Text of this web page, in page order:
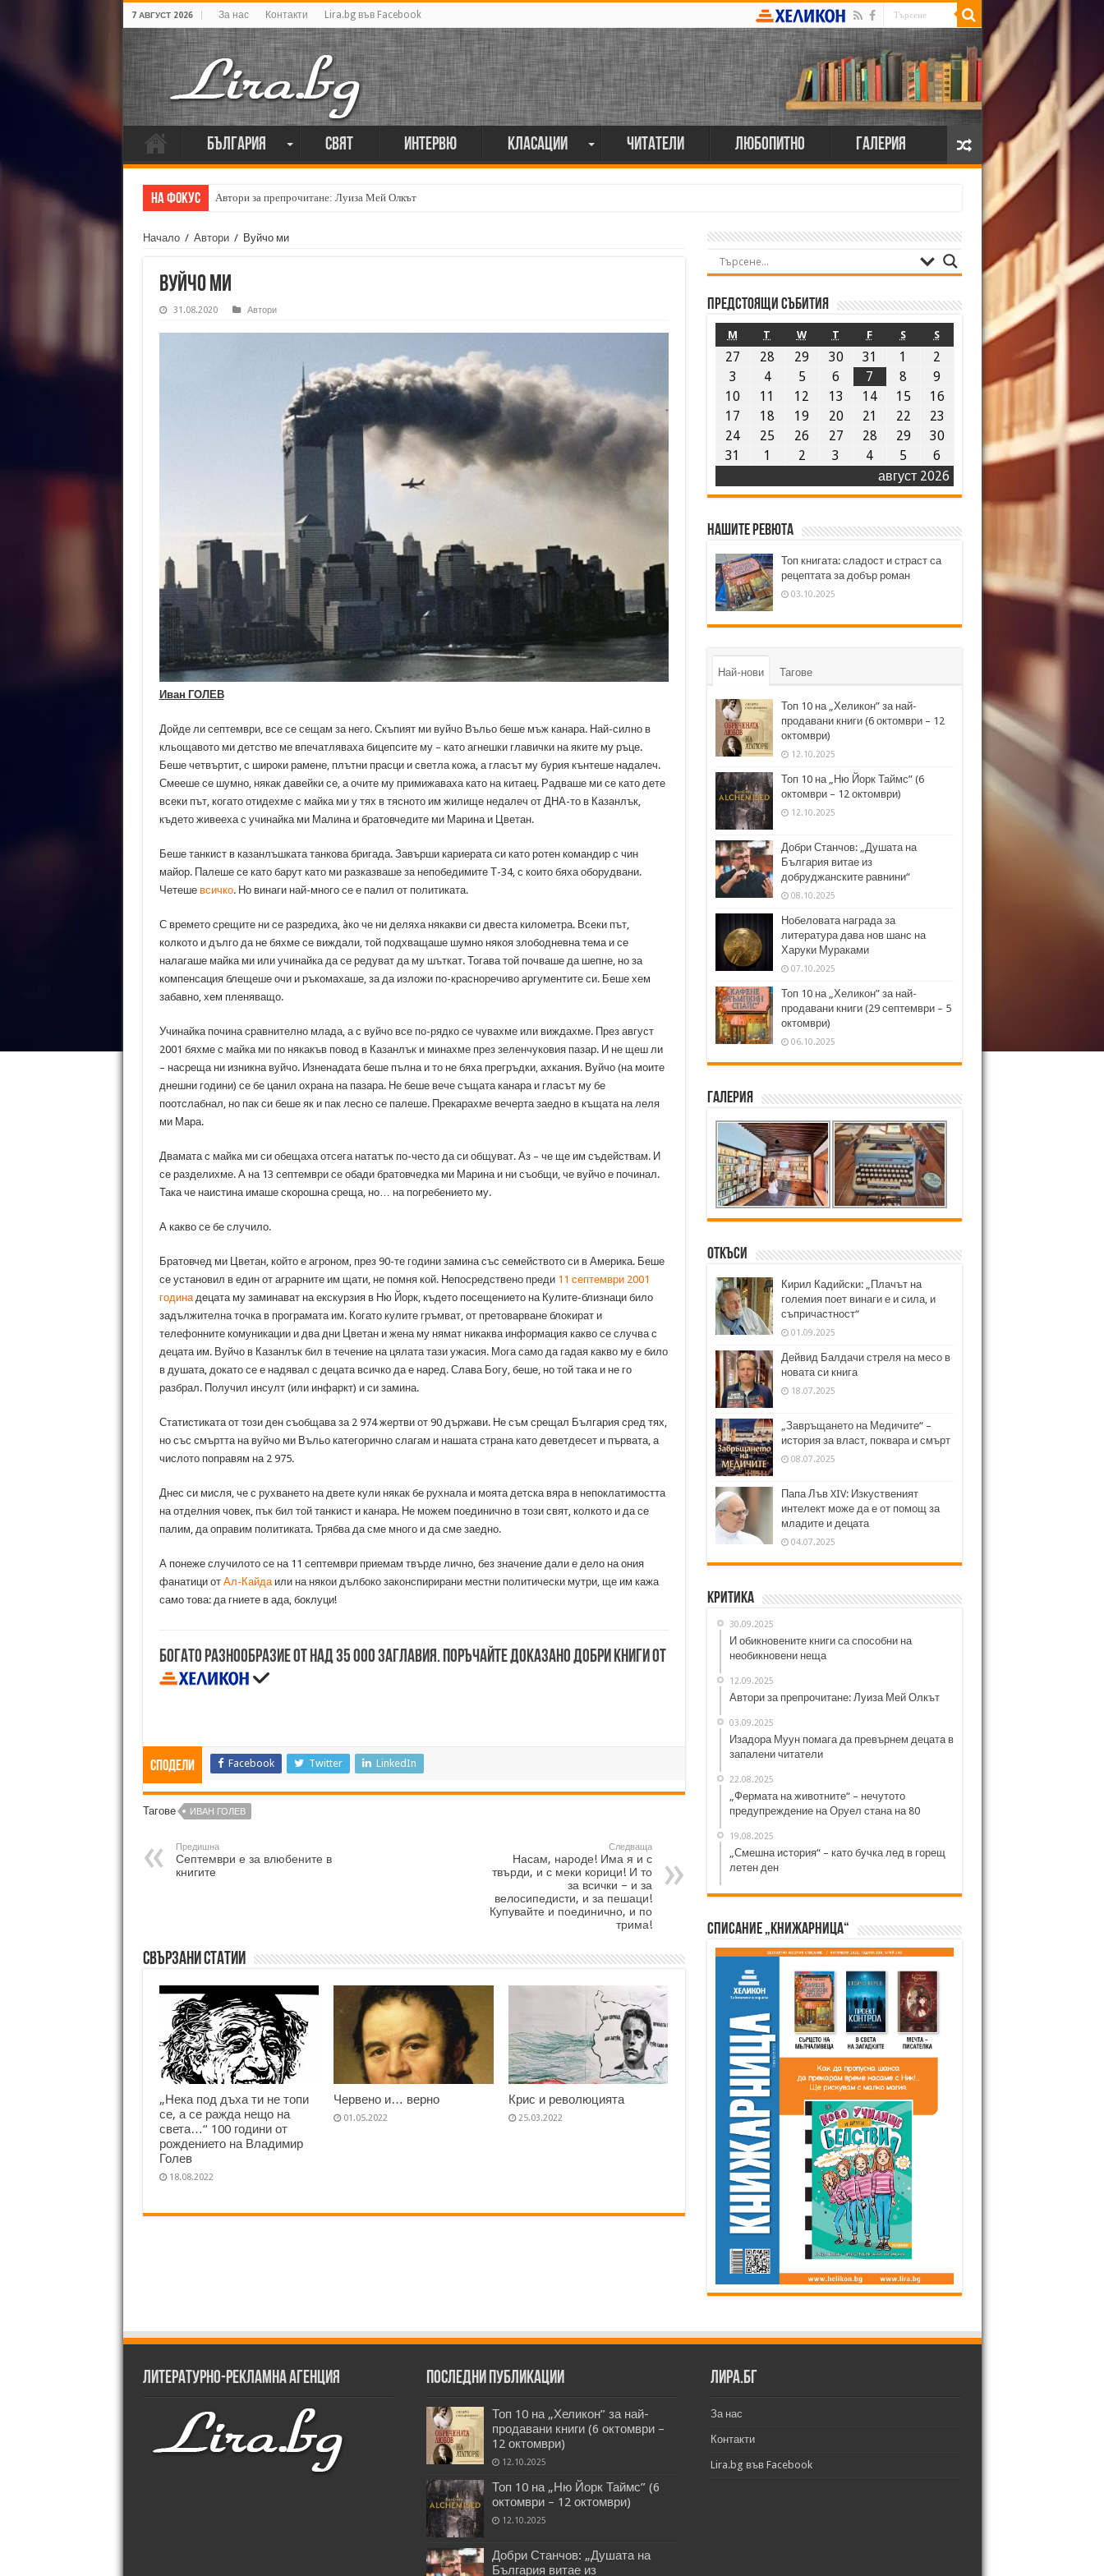
7 АВГУСТ 2026 За нас Контакти Lira.bg във Facebook
България Свят Интервю Класации Читатели Любопитно Галерия
На фокус Автори за препрочитане: Луиза Мей Олкът
Начало / Автори / Вуйчо ми
Вуйчо ми
31.08.2020 Автори
Иван ГОЛЕВ
Дойде ли септември, все се сещам за него. Скъпият ми вуйчо Въльо беше мъж канара. Най-силно в
кльощавото ми детство ме впечатляваха бицепсите му – като агнешки главички на яките му ръце.
Беше четвъртит, с широки рамене, плътни прасци и светла кожа, а гласът му бурия кънтеше надалеч.
Смееше се шумно, някак давейки се, а очите му примижаваха като на китаец. Радваше ми се като дете
всеки път, когато отидехме с майка ми у тях в тясното им жилище недалеч от ДНА-то в Казанлък,
където живееха с учинайка ми Малина и братовчедите ми Марина и Цветан.
Беше танкист в казанлъшката танкова бригада. Завърши кариерата си като ротен командир с чин
майор. Палеше се като барут като ми разказваше за непобедимите Т-34, с които бяха оборудвани.
Четеше всичко. Но винаги най-много се е палил от политиката.
С времето срещите ни се разредиха, àко че ни деляха някакви си двеста километра. Всеки път,
колкото и дълго да не бяхме се виждали, той подхващаше шумно някоя злободневна тема и се
налагаше майка ми или учинайка да се редуват да му шъткат. Тогава той почваше да шепне, но за
компенсация блещеше очи и ръкомахаше, за да изложи по-красноречиво аргументите си. Беше хем
забавно, хем пленяващо.
Учинайка почина сравнително млада, а с вуйчо все по-рядко се чувахме или виждахме. През август
2001 бяхме с майка ми по някакъв повод в Казанлък и минахме през зеленчуковия пазар. И не щеш ли
– насреща ни изникна вуйчо. Изненадата беше пълна и то не бяха прегръдки, ахкания. Вуйчо (на моите
днешни години) се бе цанил охрана на пазара. Не беше вече същата канара и гласът му бе
поотслабнал, но пак си беше як и пак лесно се палеше. Прекарахме вечерта заедно в къщата на леля
ми Мара.
Двамата с майка ми си обещаха отсега нататък по-често да си общуват. Аз – че ще им съдействам. И
се разделихме. А на 13 септември се обади братовчедка ми Марина и ни съобщи, че вуйчо е починал.
Така че наистина имаше скорошна среща, но… на погребението му.
А какво се бе случило.
Братовчед ми Цветан, който е агроном, през 90-те години замина със семейството си в Америка. Беше
се установил в един от аграрните им щати, не помня кой. Непосредствено преди 11 септември 2001
годинадецата му заминават на екскурзия в Ню Йорк, където посещението на Кулите-близнаци било
задължителна точка в програмата им. Когато кулите гръмват, от претоварване блокират и
телефонните комуникации и два дни Цветан и жена му нямат никаква информация какво се случва с
децата им. Вуйчо в Казанлък бил в течение на цялата тази ужасия. Мога само да гадая какво му е било
в душата, докато се е надявал с децата всичко да е наред. Слава Богу, беше, но той така и не го
разбрал. Получил инсулт (или инфаркт) и си замина.
Статистиката от този ден съобщава за 2 974 жертви от 90 държави. Не съм срещал България сред тях,
но със смъртта на вуйчо ми Въльо категорично слагам и нашата страна като деветдесет и първата, а
числото поправям на 2 975.
Днес си мисля, че с рухването на двете кули някак бе рухнала и моята детска вяра в непоклатимостта
на отделния човек, пък бил той танкист и канара. Не можем поединично в този свят, колкото и да се
палим, да оправим политиката. Трябва да сме много и да сме заедно.
А понеже случилото се на 11 септември приемам твърде лично, без значение дали е дело на ония
фанатици от Ал-Кайдаили на някои дълбоко законспирирани местни политически мутри, ще им кажа
само това: да гниете в ада, боклуци!
Богато разнообразие от над 35 000 заглавия. Поръчайте доказано добри книги от
Сподели Facebook Twitter LinkedIn
Тагове ИВАН ГОЛЕВ
Предишна
Септември е за влюбените в
книгите
Следваща
Насам, народе! Има я и с
твърди, и с меки корици! И то
за всички – и за
велосипедисти, и за пешаци!
Купувайте и поединично, и по
трима!
Свързани статии
„Нека под дъха ти не топи
се, а се ражда нещо на
света…“ 100 години от
рождението на Владимир
Голев
18.08.2022
Червено и… верно
01.05.2022
Крис и революцията
25.03.2022
Предстоящи събития
август 2026
M T W T F S S
27 28 29 30 31 1
2
3
4 5 6 7 8
9
10
11 12 13 14 15
16
17
18 19 20 21 22
23
24
25 26 27 28 29
30
31
1 2 3 4 5 6
Нашите ревюта
Топ книгата: сладост и страст са
рецептата за добър роман
03.10.2025
Най-нови Тагове
Топ 10 на „Хеликон” за най-
продавани книги (6 октомври – 12
октомври)
12.10.2025
Топ 10 на „Ню Йорк Таймс” (6
октомври – 12 октомври)
12.10.2025
Добри Станчов: „Душата на
България витае из
добруджанските равнини“
08.10.2025
Нобеловата награда за
литература дава нов шанс на
Харуки Мураками
07.10.2025
Топ 10 на „Хеликон” за най-
продавани книги (29 септември – 5
октомври)
06.10.2025
Галерия
Откъси
Кирил Кадийски: „Плачът на
големия поет винаги е и сила, и
съпричастност“
01.09.2025
Дейвид Балдачи стреля на месо в
новата си книга
18.07.2025
„Завръщането на Медичите“ –
история за власт, поквара и смърт
08.07.2025
Папа Лъв XIV: Изкуственият
интелект може да е от помощ за
младите и децата
04.07.2025
Критика
30.09.2025
И обикновените книги са способни на
необикновени неща
12.09.2025
Автори за препрочитане: Луиза Мей Олкът
03.09.2025
Изадора Муун помага да превърнем децата в
запалени читатели
22.08.2025
„Фермата на животните“ – нечутото
предупреждение на Оруел стана на 80
19.08.2025
„Смешна история“ – като бучка лед в горещ
летен ден
Списание „Книжарница“
Литературно-рекламна агенция Последни публикации
Топ 10 на „Хеликон” за най-
продавани книги (6 октомври –
12 октомври)
12.10.2025
Топ 10 на „Ню Йорк Таймс” (6
октомври – 12 октомври)
12.10.2025
Добри Станчов: „Душата на
България витае из
Лира.бг
За нас
Контакти
Lira.bg във Facebook